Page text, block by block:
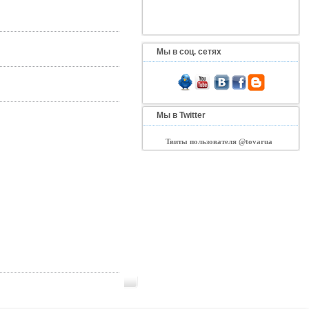
Мы в соц. сетях
Мы в Twitter
Твиты пользователя @tovarua